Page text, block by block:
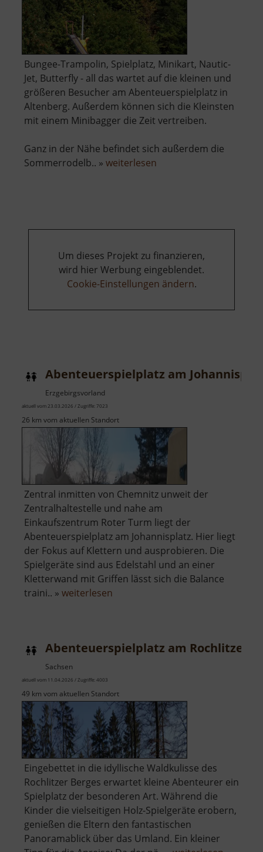
Bungee-Trampolin, Spielplatz, Minikart, Nautic-
Jet, Butterfly - all das wartet auf die kleinen und
größeren Besucher am Abenteuerspielplatz in
Altenberg. Außerdem können sich die Kleinsten
mit einem Minibagger die Zeit vertreiben.
Ganz in der Nähe befindet sich außerdem die
Sommerrodelb.. » weiterlesen
Um dieses Projekt zu finanzieren,
wird hier Werbung eingeblendet.
Cookie-Einstellungen ändern.
Abenteuerspielplatz am
Erzgebirgsvorland
aktuell vom 23.03.2026 / Zugriffe: 7023
26 km vom aktuellen Standort
Zentral inmitten von Chemnitz unweit der
Zentralhaltestelle und nahe am
Einkaufszentrum Roter Turm liegt der
Abenteuerspielplatz am Johannisplatz. Hier liegt
der Fokus auf Klettern und ausprobieren. Die
Spielgeräte sind aus Edelstahl und an einer
Kletterwand mit Griffen lässt sich die Balance
traini.. » weiterlesen
Abenteuerspielplatz am Rochlitzer
Sachsen
aktuell vom 11.04.2026 / Zugriffe: 4003
49 km vom aktuellen Standort
Eingebettet in die idyllische Waldkulisse des
Rochlitzer Berges erwartet kleine Abenteurer ein
Spielplatz der besonderen Art. Während die
Kinder die vielseitigen Holz-Spielgeräte erobern,
genießen die Eltern den fantastischen
Panoramablick über das Umland. Ein kleiner